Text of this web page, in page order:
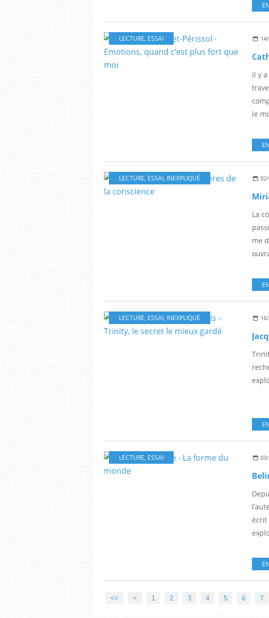
LECTURE, ESSAI
Il y
le
LECTURE, ESSAI, INEXPLIQUÉ
La
me
LECTURE, ESSAI, INEXPLIQUÉ
LECTURE, ESSAI
écrit
<< < 1 2 3 4 5 6 7